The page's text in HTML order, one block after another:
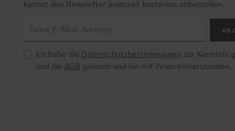
kannst den Newsletter jederzeit kostenlos abbestellen.
Ich habe die Datenschutzbestimmungen zur Kenntnis
und dieAGB gelesen und bin mit ihnen einverstanden.